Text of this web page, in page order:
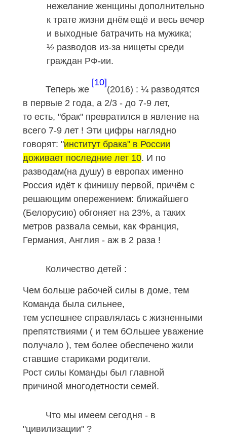
нежелание женщины дополнительно
к трате жизни днёмещё и весь вечер
и выходные батрачить на мужика;
½ разводов из-за нищеты среди
граждан РФ-ии.
Теперь же
[10]
(2016) : ¼ разводятся
в первые 2 года, а 2/3 - до 7-9 лет,
то есть, "брак" превратился в явление на
всего 7-9 лет ! Эти цифры наглядно
говорят: "институт брака" в России
доживает последние лет 10. И по
разводам(на душу) в европах именно
Россия идёт к финишу первой, причём с
решающим опережением: ближайшего
(Белорусию) обгоняет на 23%, а таких
метров развала семьи, как Франция,
Германия, Англия - аж в 2 раза !
Количество детей :
Чем больше рабочей силы в доме, тем
Команда была сильнее,
тем успешнее справлялась с жизненными
препятствиями ( и тем бОльшее уважение
получало ), тем более обеспечено жили
ставшие стариками родители.
Рост силы Команды был главной
причиной многодетности семей.
Что мы имеем сегодня - в
"цивилизации" ?